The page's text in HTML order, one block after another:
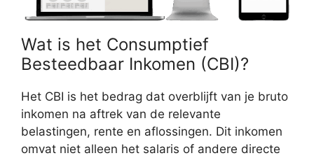
Wat is het Consumptief
Besteedbaar Inkomen (CBI)?
Het CBI is het bedrag dat overblijft van je bruto
inkomen na aftrek van de relevante
belastingen, rente en aflossingen. Dit inkomen
omvat niet alleen het salaris of andere directe